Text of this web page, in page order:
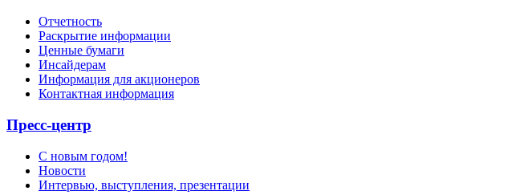
Отчетность
Раскрытие информации
Ценные бумаги
Инсайдерам
Информация для акционеров
Контактная информация
Пресс-центр
С новым годом!
Новости
Интервью, выступления, презентации